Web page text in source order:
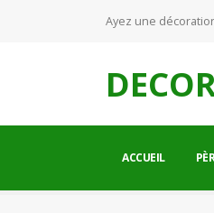
Ayez une
ACCUEIL